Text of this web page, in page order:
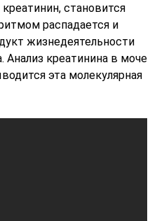
становится
распадается и
жизнедеятельности
креатинина в моче
эта молекулярная